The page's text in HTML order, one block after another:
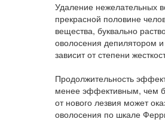
Удаление нежелательных
прекрасной половине
вещества, буквально
оволосения депилятором
зависит от степени
Продолжительность
менее эффективным, чем
от нового лезвия может
оволосения по шкале